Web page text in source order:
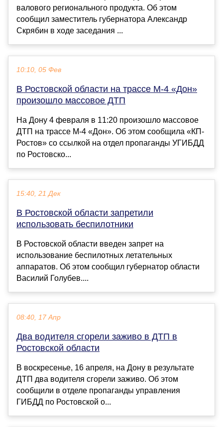
валового регионального продукта. Об этом
сообщил заместитель губернатора Александр
Скрябин в ходе заседания ...
10:10, 05 Фев
В Ростовской области на трассе М-4 «Дон»
произошло массовое ДТП
На Дону 4 февраля в 11:20 произошло массовое
ДТП на трассе М-4 «Дон». Об этом сообщила «КП-
Ростов» со ссылкой на отдел пропаганды УГИБДД
по Ростовско...
15:40, 21 Дек
В Ростовской области запретили
использовать беспилотники
В Ростовской области введен запрет на
использование беспилотных летательных
аппаратов. Об этом сообщил губернатор области
Василий Голубев....
08:40, 17 Апр
Два водителя сгорели заживо в ДТП в
Ростовской области
В воскресенье, 16 апреля, на Дону в результате
ДТП два водителя сгорели заживо. Об этом
сообщили в отделе пропаганды управления
ГИБДД по Ростовской о...